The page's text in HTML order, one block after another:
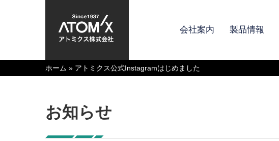
会社案内 製品情報
ホーム » アトミクス公式Instagramはじめました
お知らせ